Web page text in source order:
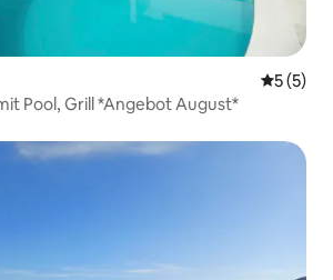
5 (5)
Pool, Grill *Angebot August*